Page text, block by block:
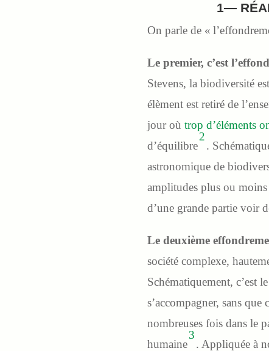
1—
On parle de «
Le premier, c’est
Stevens, la biodiversité
élèment est retiré de
jour où trop d’éléments
d’équilibre
2
.
astronomique de
amplitudes plus ou
d’une grande partie voir
Le deuxième
société complexe,
Schématiquement, c’est
s’accompagner, sans que
nombreuses fois dans le
humaine
3
. Appliquée à